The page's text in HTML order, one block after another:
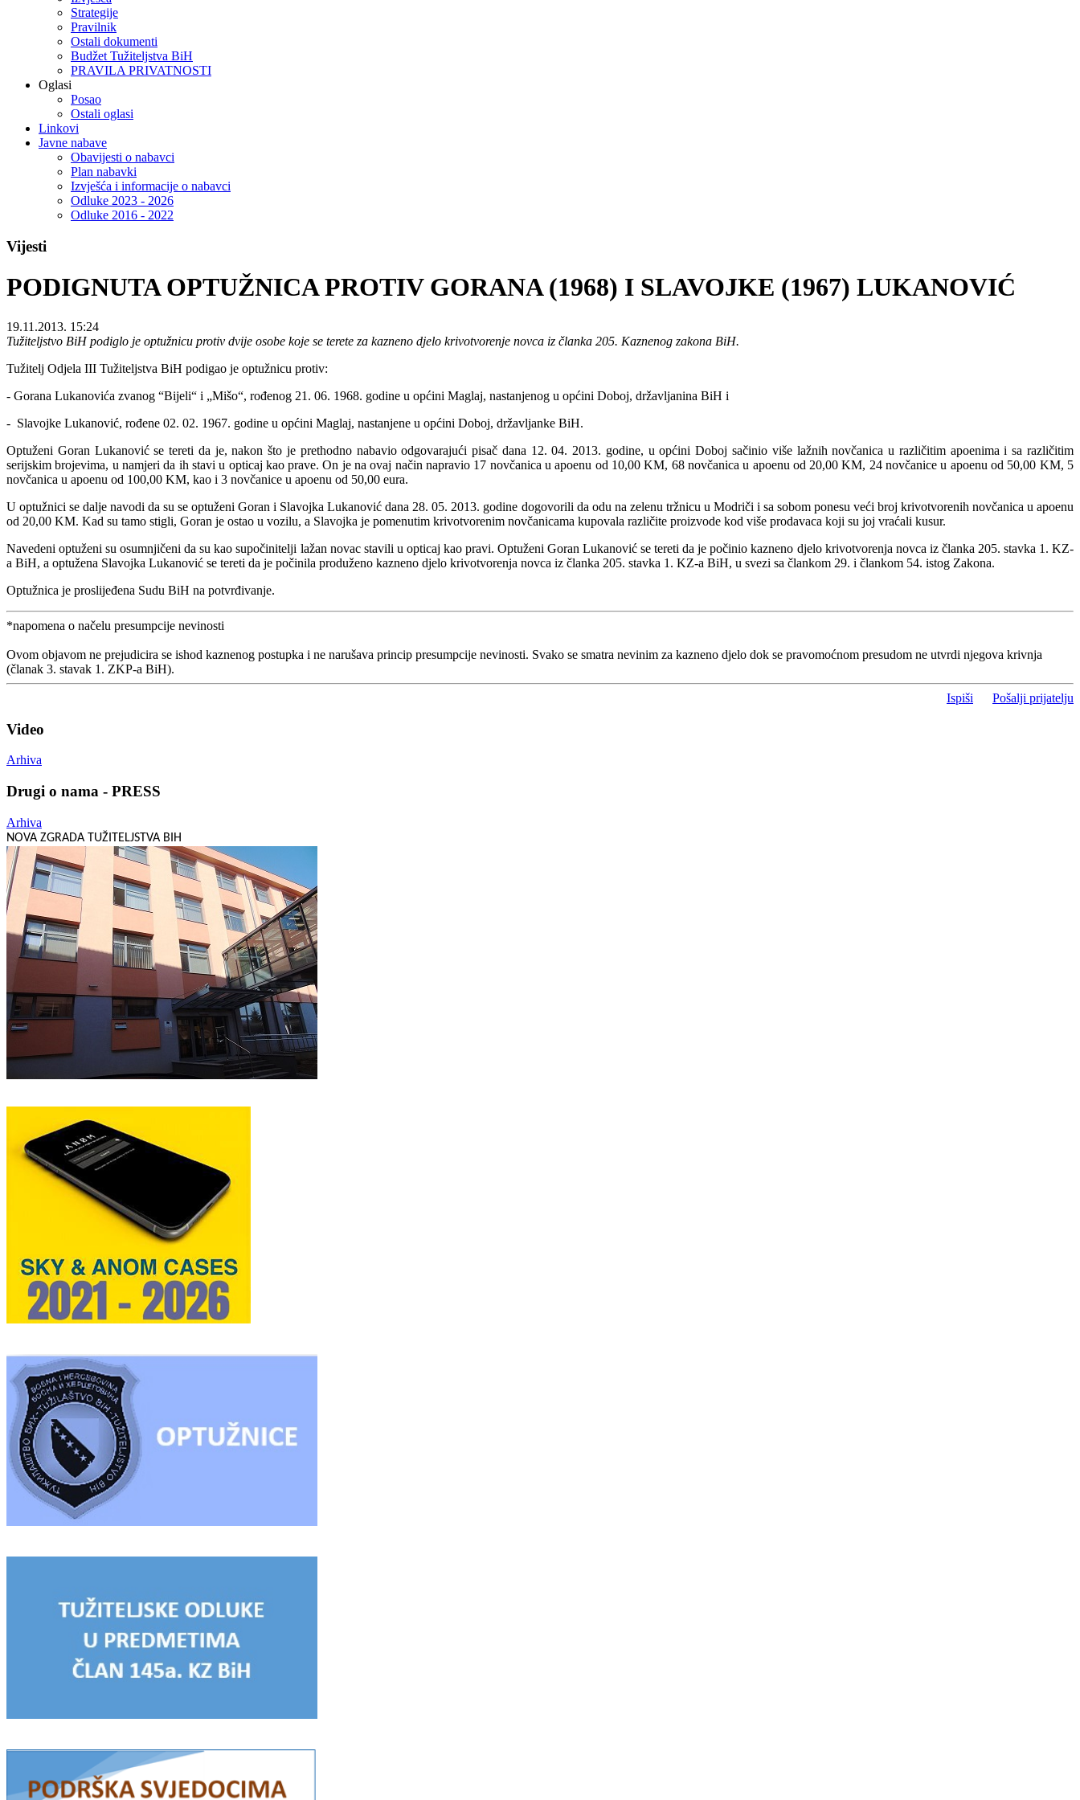
Strategije
Pravilnik
Ostali dokumenti
Budžet Tužiteljstva BiH
PRAVILA PRIVATNOSTI
Oglasi
Posao
Ostali oglasi
Linkovi
Javne nabave
Obavijesti o nabavci
Plan nabavki
Izvješća i informacije o nabavci
Odluke 2023 - 2026
Odluke 2016 - 2022
Vijesti
PODIGNUTA OPTUŽNICA PROTIV GORANA (1968) I SLAVOJKE (1967) LUKANOVIĆ
19.11.2013. 15:24
Tužiteljstvo BiH podiglo je optužnicu protiv dvije osobe koje se terete za kazneno djelo krivotvorenje novca iz članka 205. Kaznenog zakona BiH.
Tužitelj Odjela III Tužiteljstva BiH podigao je optužnicu protiv:
- Gorana Lukanovića zvanog “Bijeli“ i „Mišo“, rođenog 21. 06. 1968. godine u općini Maglaj, nastanjenog u općini Doboj, državljanina BiH i
- Slavojke Lukanović, rođene 02. 02. 1967. godine u općini Maglaj, nastanjene u općini Doboj, državljanke BiH.
Optuženi Goran Lukanović se tereti da je, nakon što je prethodno nabavio odgovarajući pisač dana 12. 04. 2013. godine, u općini Doboj sačinio više lažnih novčanica u različitim apoenima i sa različitim
serijskim brojevima, u namjeri da ih stavi u opticaj kao prave. On je na ovaj način napravio 17 novčanica u apoenu od 10,00 KM, 68 novčanica u apoenu od 20,00 KM, 24 novčanice u apoenu od 50,00 KM, 5
novčanica u apoenu od 100,00 KM, kao i 3 novčanice u apoenu od 50,00 eura.
U optužnici se dalje navodi da su se optuženi Goran i Slavojka Lukanović dana 28. 05. 2013. godine dogovorili da odu na zelenu tržnicu u Modriči i sa sobom ponesu veći broj krivotvorenih novčanica u apoenu
od 20,00 KM. Kad su tamo stigli, Goran je ostao u vozilu, a Slavojka je pomenutim krivotvorenim novčanicama kupovala različite proizvode kod više prodavaca koji su joj vraćali kusur.
Navedeni optuženi su osumnjičeni da su kao supočinitelji lažan novac stavili u opticaj kao pravi. Optuženi Goran Lukanović se tereti da je počinio kazneno djelo krivotvorenja novca iz članka 205. stavka 1. KZ-
a BiH, a optužena Slavojka Lukanović se tereti da je počinila produženo kazneno djelo krivotvorenja novca iz članka 205. stavka 1. KZ-a BiH, u svezi sa člankom 29. i člankom 54. istog Zakona.
Optužnica je proslijeđena Sudu BiH na potvrđivanje.
*napomena o načelu presumpcije nevinosti
Ovom objavom ne prejudicira se ishod kaznenog postupka i ne narušava princip presumpcije nevinosti. Svako se smatra nevinim za kazneno djelo dok se pravomoćnom presudom ne utvrdi njegova krivnja
(članak 3. stavak 1. ZKP-a BiH).
Ispiši Pošalji prijatelju
Video
Arhiva
Drugi o nama - PRESS
Arhiva
NOVA ZGRADA TUŽITELJSTVA BIH